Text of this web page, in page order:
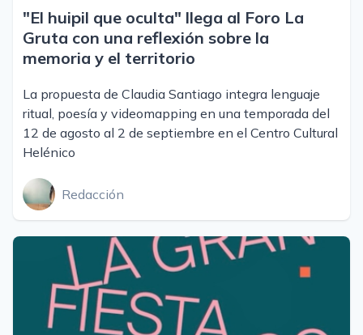
"El huipil que oculta" llega al Foro La
Gruta con una reflexión sobre la
memoria y el territorio
La propuesta de Claudia Santiago integra lenguaje
ritual, poesía y videomapping en una temporada del
12 de agosto al 2 de septiembre en el Centro Cultural
Helénico
Redacción